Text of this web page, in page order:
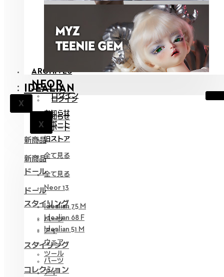
ARCHIVES
X
NEOR
ログイン
X
お知らせ
サポート
新商品
全て見る
ドール
Neor 13
スタイリング
パーツ
アイ
ウェア
ツール
コレクション
IDEALIAN
ログイン
X
お知らせ
サポート
旧ストア
新商品
全て見る
ドール
Idealian 75 M
Idealian 68 F
Idealian 51 M
スタイリング
パーツ
アイ